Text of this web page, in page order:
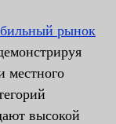
рынок
местного
высокой